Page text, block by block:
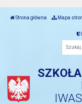
Strona główna Mapa